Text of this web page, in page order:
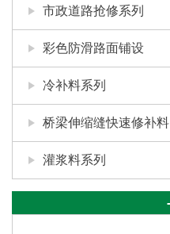
市政道路抢修系列
彩色防滑路面铺设
冷补料系列
桥梁伸缩缝快速修补料
灌浆料系列